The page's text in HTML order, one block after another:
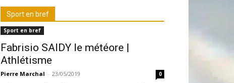
Sport en bref
Sport en bref
Fabrisio SAIDY le météore |
Athlétisme
Pierre Marchal - 23/05/2019 0